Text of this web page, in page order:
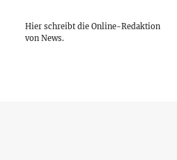
Hier schreibt die Online-Redaktion
von News.